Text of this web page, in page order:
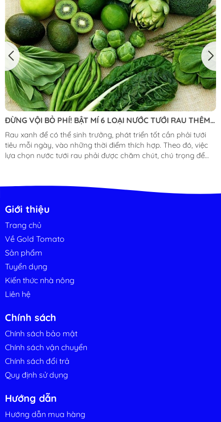
ĐỪNG VỘI BỎ PHÍ! BẬT MÍ 6 LOẠI NƯỚC TƯỚI RAU THÊM
XANH TỐT
Rau xanh để có thể sinh trưởng, phát triển tốt cần phải tưới
tiêu mỗi ngày, vào những thời điểm thích hợp. Theo đó, việc
lựa chọn nước tưới rau phải được chăm chút, chú trọng để
viết dưới đây, Gold Tomato sẽ bật mí cho bạn 6 loại nước tưới
rau giúp cây thêm xanh tốt, đạt năng suất cao mà vẫn đảm
bảo vệ sinh an toàn thực phẩm. 1. Tận dụng những lon bia
Giới thiệu
Trang chủ
Về Gold Tomato
Sản phẩm
Tuyển dụng
Kiến thức nhà nông
Liên hệ
Chính sách
Chính sách bảo mật
Chính sách vận chuyển
Chính sách đổi trả
Quy định sử dụng
Hướng dẫn
Hướng dẫn mua hàng